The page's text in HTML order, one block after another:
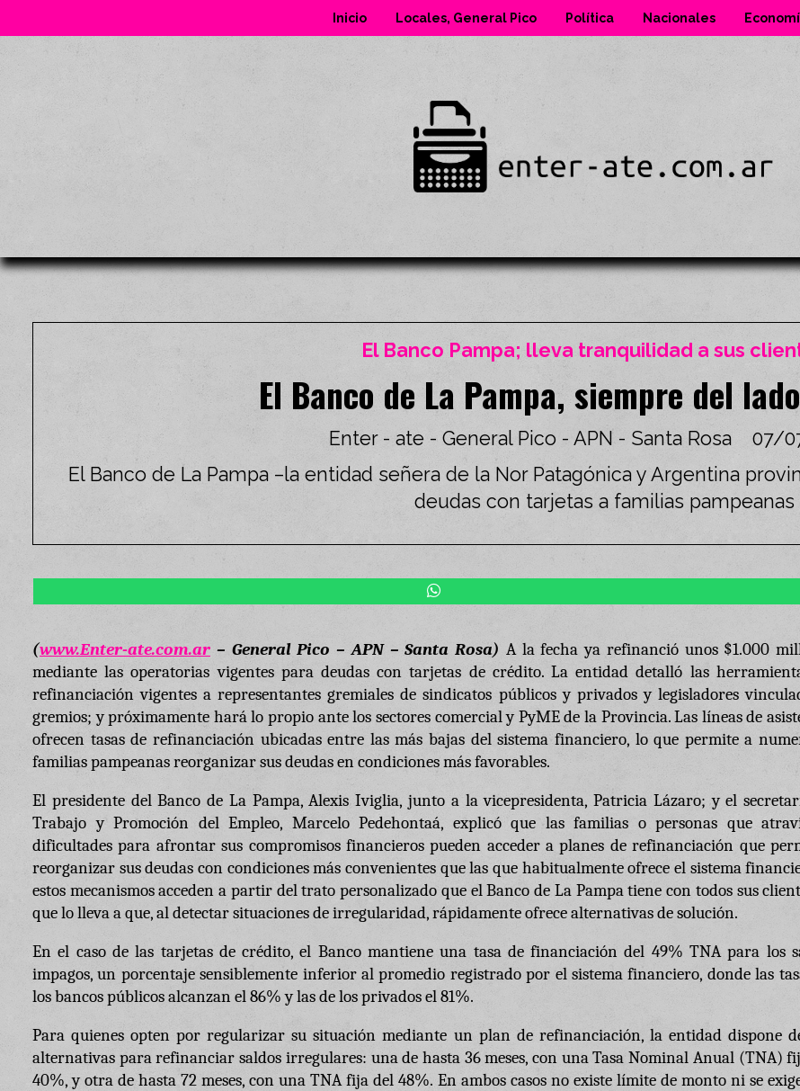
Inicio Locales, General Pico Política Nacionales
El Banco de La Pampa, siempre del
El Banco de La Pampa –la entidad señera de la Nor Patagónica y Argentina
deudas con tarjetas a familias pampeanas
El Banco Pampa; lleva tranquilidad a sus
07/
Enter - ate - General Pico - APN - Santa Rosa
(www.Enter-ate.com.ar – General Pico – APN – Santa Rosa) A la fecha ya refinanció unos $1.000
mediante las operatorias vigentes para deudas con tarjetas de crédito. La entidad detalló las
refinanciación vigentes a representantes gremiales de sindicatos públicos y privados y legisladores
gremios; y próximamente hará lo propio ante los sectores comercial y PyME de la Provincia. Las líneas de
ofrecen tasas de refinanciación ubicadas entre las más bajas del sistema financiero, lo que permite a
familias pampeanas reorganizar sus deudas en condiciones más favorables.
El presidente del Banco de La Pampa, Alexis Iviglia, junto a la vicepresidenta, Patricia Lázaro; y el
Trabajo y Promoción del Empleo, Marcelo Pedehontaá, explicó que las familias o personas que
dificultades para afrontar sus compromisos financieros pueden acceder a planes de refinanciación que
reorganizar sus deudas con condiciones más convenientes que las que habitualmente ofrece el sistema
estos mecanismos acceden a partir del trato personalizado que el Banco de La Pampa tiene con todos sus
que lo lleva a que, al detectar situaciones de irregularidad, rápidamente ofrece alternativas de solución.
En el caso de las tarjetas de crédito, el Banco mantiene una tasa de financiación del 49% TNA para los
impagos, un porcentaje sensiblemente inferior al promedio registrado por el sistema financiero, donde las
los bancos públicos alcanzan el 86% y las de los privados el 81%.
Para quienes opten por regularizar su situación mediante un plan de refinanciación, la entidad dispone
alternativas para refinanciar saldos irregulares: una de hasta 36 meses, con una Tasa Nominal Anual (TNA)
40%, y otra de hasta 72 meses, con una TNA fija del 48%. En ambos casos no existe límite de monto ni se